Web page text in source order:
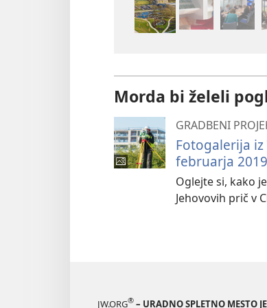
Morda bi želeli
GRADBENI
Fotogalerija
februarja
Oglejte si, kako
Jehovovih prič v
JW.ORG® – URADNO SPLETNO MESTO